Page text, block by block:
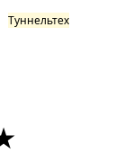
Туннельтех